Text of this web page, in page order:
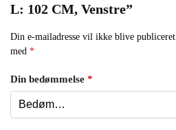
L: 102 CM, Venstre”
Din e-mailadresse vil ikke blive publiceret.
med *
Din bedømmelse *